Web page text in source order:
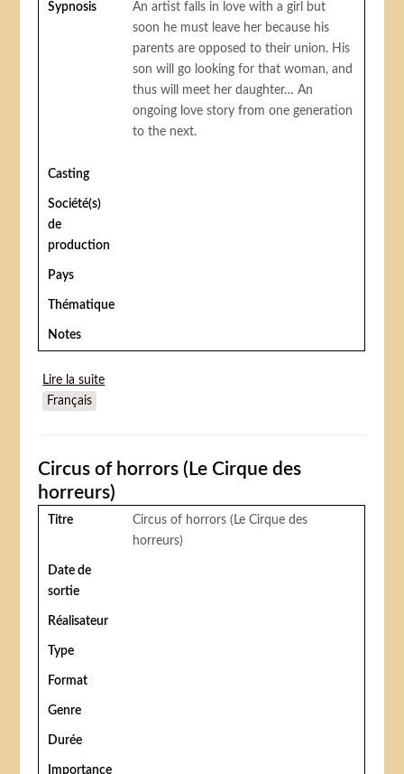
Sypnosis
An artist falls in love with a girl but
soon he must leave her because his
parents are opposed to their union. His
son will go looking for that woman, and
thus will meet her daughter… An
ongoing love story from one generation
to the next.
Casting
Société(s)
de
production
Pays
Thématique
Notes
Lire la suite
Français
Circus of horrors (Le Cirque des
horreurs)
Titre
Circus of horrors (Le Cirque des
horreurs)
Date de
sortie
Réalisateur
Type
Format
Genre
Durée
Importance